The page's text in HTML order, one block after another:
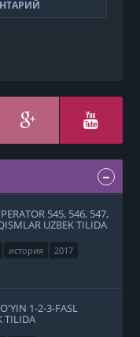
545, 546, 547,
UZBEK TILIDA
история 2017
1-2-3-FASL
TILIDA